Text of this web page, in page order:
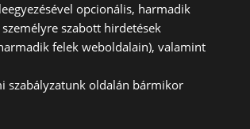
A(z) ALDI ajánlatai
A(z) Metro
A(z) Fressnapf-
A(z) Interspar
A(z) Coop Tisza
opcionális, harmadik
szabott hirdetések
felek weboldalain), valamint
szabályzatunk oldalán bármikor